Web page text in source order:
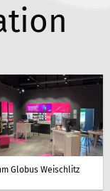
Globus Weischlitz